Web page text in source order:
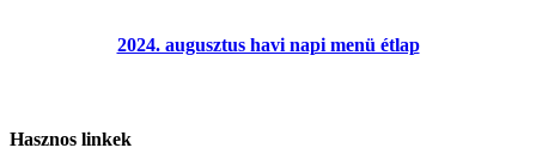
2024. augusztus havi napi menü étlap
Hasznos linkek